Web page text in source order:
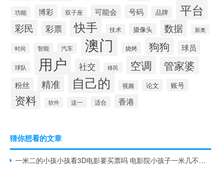
功能 博彩 双子座 可能会 号码 品牌 平台
彩民 彩票 快手 技术 摄像头 数据 新奥
时间 智能 汽车 澳门 烧烤 狗狗 球员
球队 用户 社交 移民 空调 管家婆
粉丝 精准 自己的 视频 论文 账号
资料 软件 这一 适合 香港
猜你想看的文章
一米二的小孩小孩看3D电影要买票吗 电影院小孩子一米几不用票